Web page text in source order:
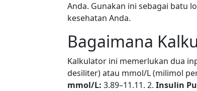
Anda. Gunakan ini sebagai batu
kesehatan Anda.
Bagaimana
Kalkulator ini memerlukan dua
desiliter) atau mmol/L (milimol
mmol/L: 3.89–11.11. 2. Insulin